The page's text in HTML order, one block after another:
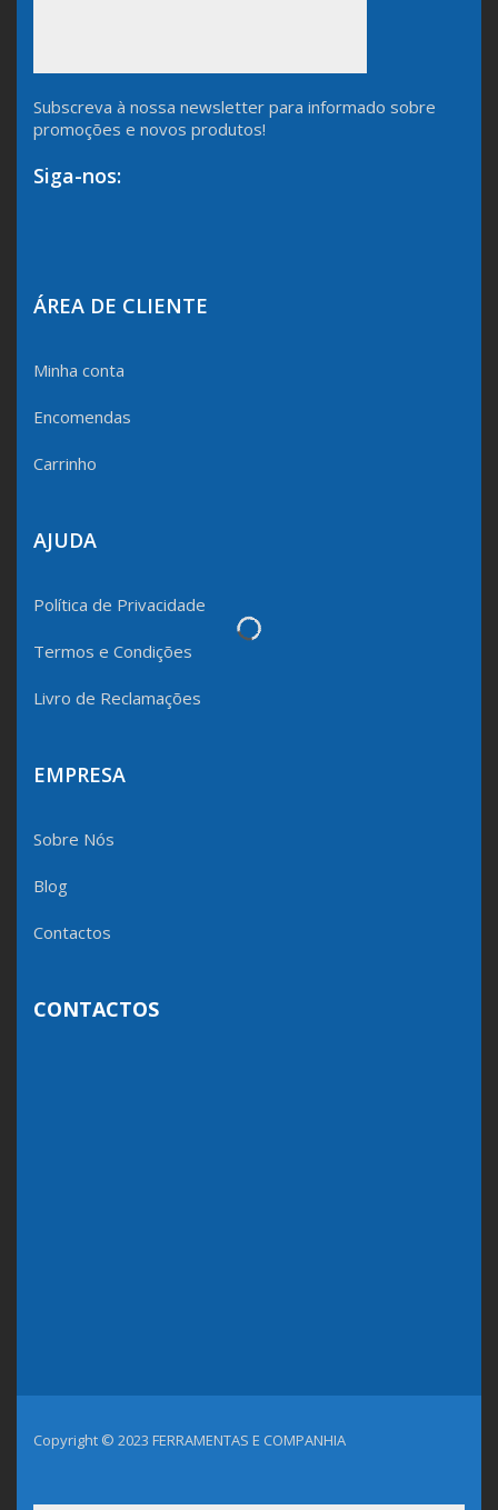
Subscreva à nossa newsletter para informado sobre
promoções e novos produtos!
Siga-nos:
ÁREA DE CLIENTE
Minha conta
Encomendas
Carrinho
AJUDA
Política de Privacidade
Termos e Condições
Livro de Reclamações
EMPRESA
Sobre Nós
Blog
Contactos
CONTACTOS
Copyright © 2023 FERRAMENTAS E COMPANHIA